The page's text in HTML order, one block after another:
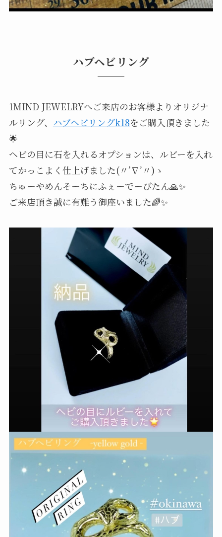
ハブヘビリング
1MIND JEWELRYへご来店のお客様よりオリジナ
ルリング、 ハブヘビリングk18をご購入頂きました
🌟
ヘビの目に石を入れるオプションは、ルビーを入れ
てかっこよく仕上げました(〃’∇’〃)ゝ
ちゅーやめんそーちにふぇーでーびたん🙏✨
ご来店頂き誠に有難う御座いました🌈✨